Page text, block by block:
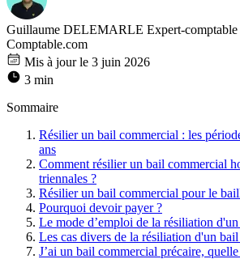
Guillaume DELEMARLE Expert-
Comptable.com
Mis à jour le 3 juin 2026
3 min
Sommaire
Résilier un bail commercial : les
ans
Comment résilier un bail commercial
triennales ?
Résilier un bail commercial pour le
Pourquoi devoir payer ?
Le mode d’emploi de la résiliation
Les cas divers de la résiliation d'un
J’ai un bail commercial précaire,